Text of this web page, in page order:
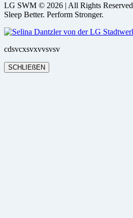
LG SWM © 2026 | All Rights Reserved
Sleep Better. Perform Stronger.
cdsvcxsvxvvsvsv
SCHLIEßEN